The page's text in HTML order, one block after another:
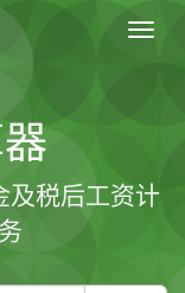
及税后工资计